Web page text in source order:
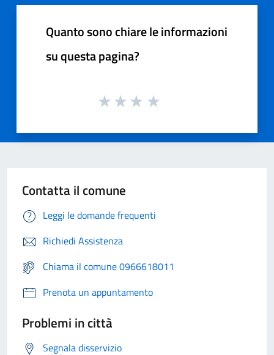
Quanto sono chiare le informazioni
su questa pagina?
Contatta il comune
Leggi le domande frequenti
Richiedi Assistenza
Chiama il comune 0966618011
Prenota un appuntamento
Problemi in città
Segnala disservizio